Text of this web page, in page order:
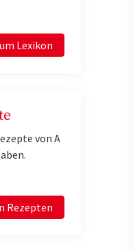
Lexikon
von A
Rezepten